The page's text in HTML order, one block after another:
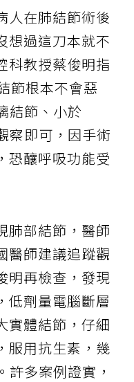
人在肺結節術後
想過這刀本就不
科教授蔡俊明指
節根本不會惡
結節、小於
察即可，因手術
恐釀呼吸功能受
肺部結節，醫師
醫師建議追蹤觀
明再檢查，發現
低劑量電腦斷層
實體結節，仔細
服用抗生素，幾
多案例證實，